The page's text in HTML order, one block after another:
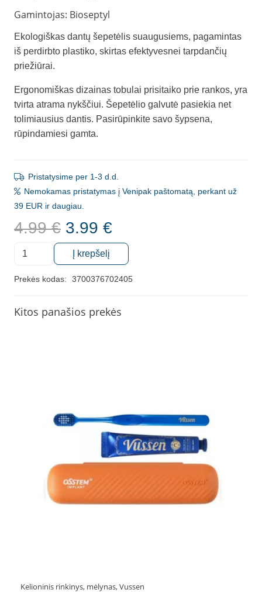
Gamintojas: Bioseptyl
Ekologiškas dantų šepetėlis suaugusiems, pagamintas
iš perdirbto plastiko, skirtas efektyvesnei tarpdančių
priežiūrai.
Ergonomiškas dizainas tobulai prisitaiko prie rankos, yra
tvirta atrama nykščiui. Šepetėlio galvutė pasiekia net
tolimiausius dantis. Pasirūpinkite savo šypsena,
rūpindamiesi gamta.
Pristatysime per 1-3 d.d.
Nemokamas pristatymas į Venipak paštomatą, perkant už
39 EUR ir daugiau.
4.99€ Original
price
was:
4.99 €.
3.99 €
price
is:
3.99 €.
produkto
Dantų
iš
Į krepšelį
Prekės kodas: 3700376702405
Kitos panašios prekės
Kelioninis rinkinys, mėlynas, Vussen